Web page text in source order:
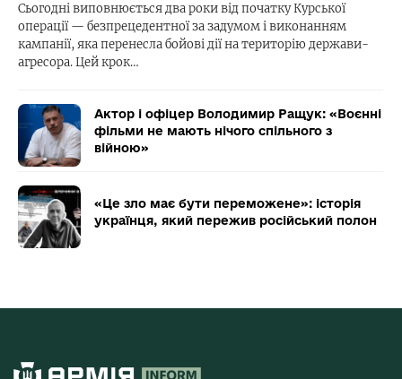
Сьогодні виповнюється два роки від початку Курської
операції — безпрецедентної за задумом і виконанням
кампанії, яка перенесла бойові дії на територію держави-
агресора. Цей крок…
Актор і офіцер Володимир Ращук: «Воєнні
фільми не мають нічого спільного з
війною»
«Це зло має бути переможене»: історія
українця, який пережив російський полон